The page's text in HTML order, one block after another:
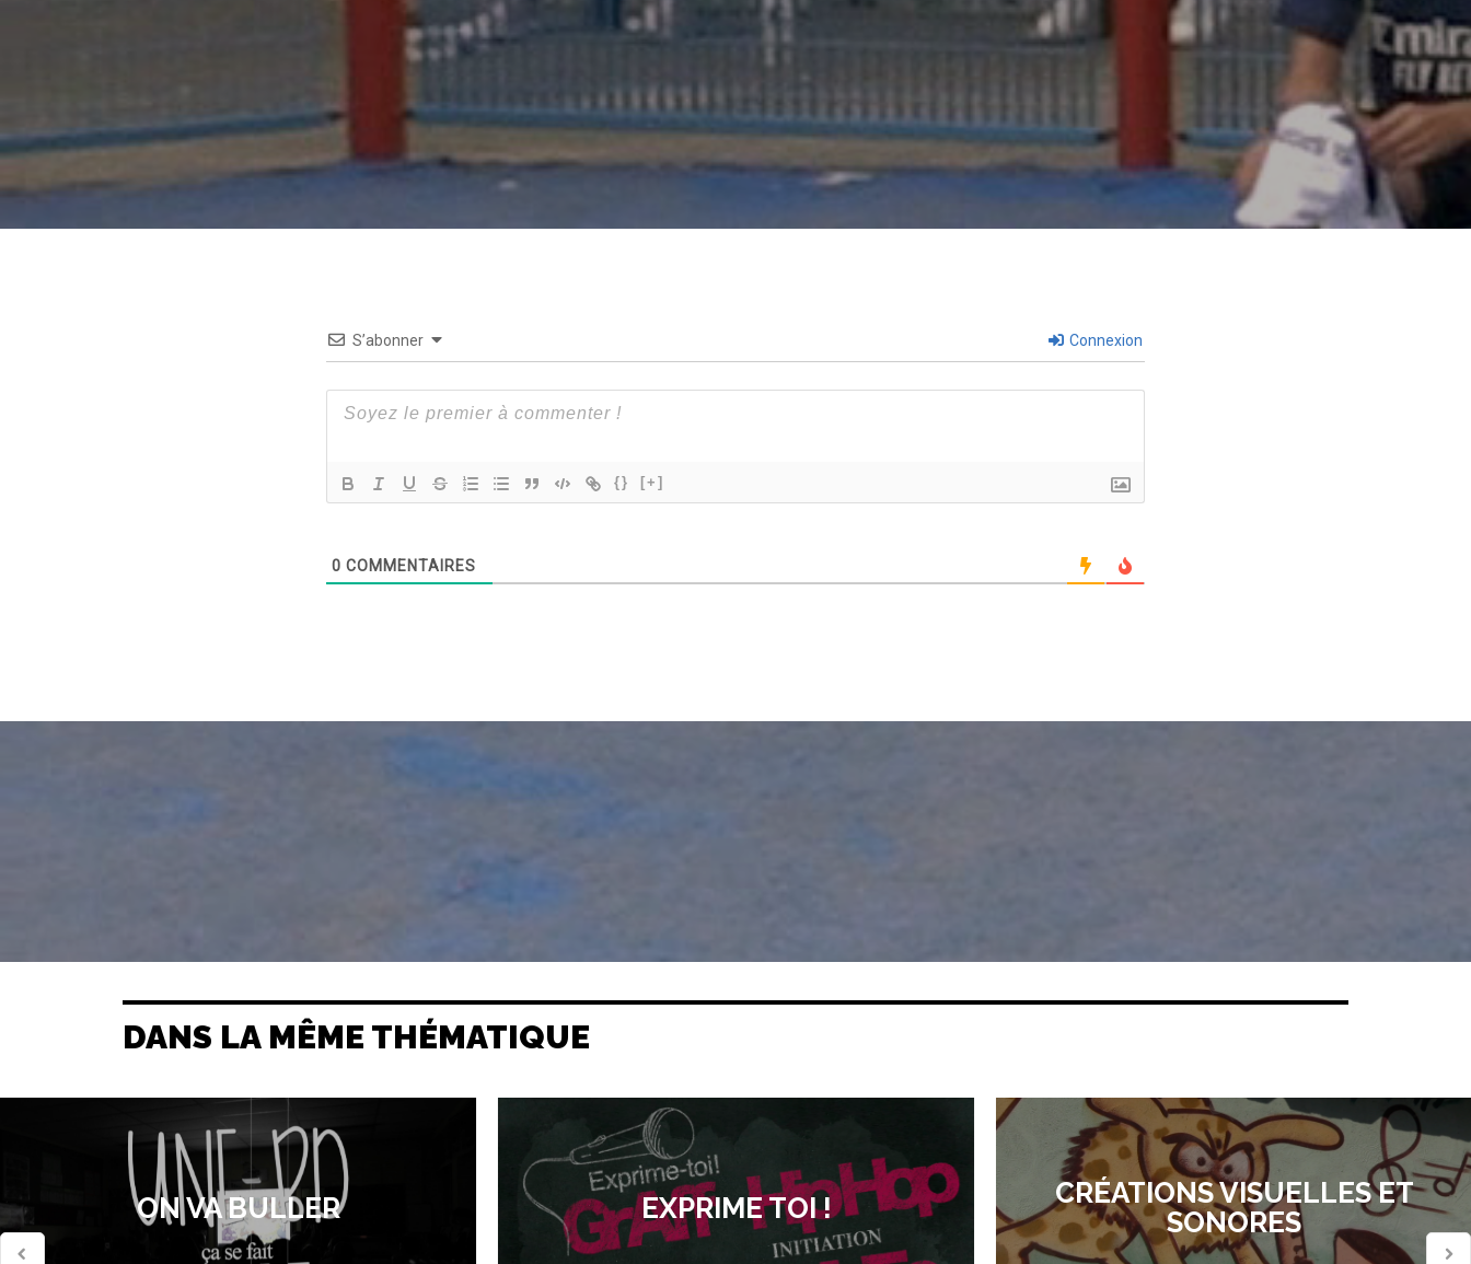
S’abonner Connexion
{} [+]
0 COMMENTAIRES
DANS LA MÊME THÉMATIQUE
ON VA BULLER EXPRIME TOI !
CRÉATIONS VISUELLES ET
SONORES